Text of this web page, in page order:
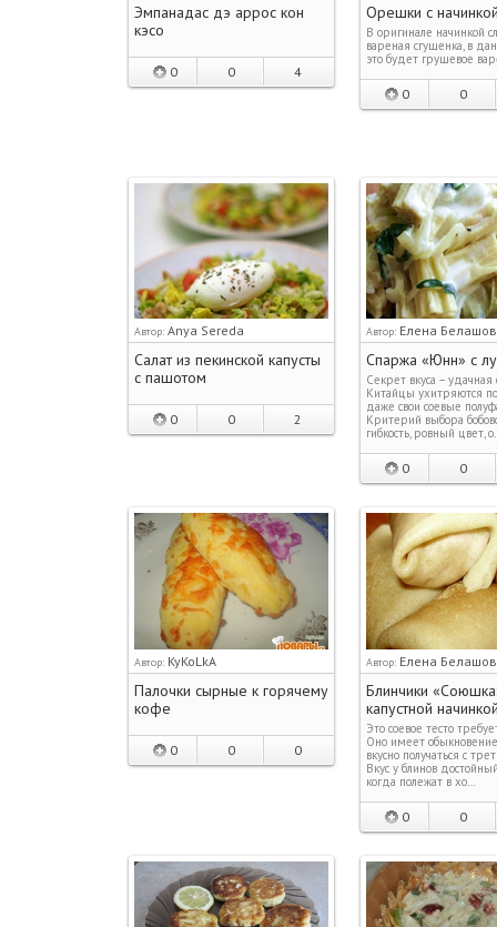
Эмпанадас дэ аррос кон
кэсо
0 0 4
Орешки с
В оригинале начинкой
вареная сгущенка, в
это будет грушевое
0 0
Автор: Anya Sereda
Салат из пекинской капусты
с пашотом
0 0 2
Автор: Елена
Спаржа «Юнн» с
Секрет вкуса – удачная
Китайцы ухитряются
даже свои соевые
Критерий выбора
гибкость, ровный цвет,
0 0
Автор: KyKoLkA
Палочки сырные к горячему
кофе
0 0 0
Автор: Елена
Блинчики
капустной
Это соевое тесто
Оно имеет обыкновение
вкусно получаться с
Вкус у блинов
когда полежат в хо…
0 0